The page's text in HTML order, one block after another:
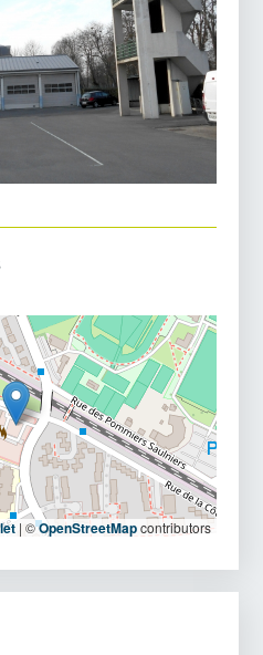
| ©OpenStreetMapcontributors